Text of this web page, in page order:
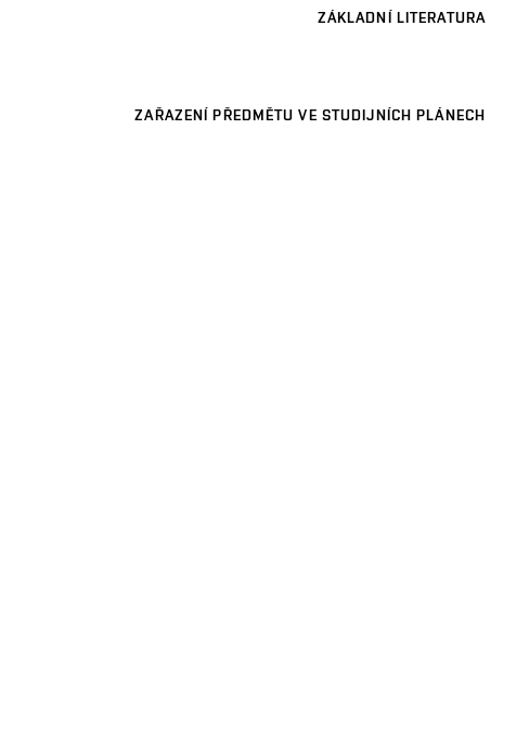
ZÁKLADNÍ LITERATURA
ZAŘAZENÍ PŘEDMĚTU VE STUDIJNÍCH PLÁNECH